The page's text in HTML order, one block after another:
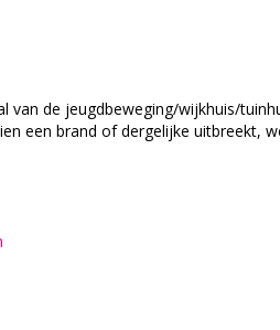
van de jeugdbeweging/wijkhuis/
een brand of dergelijke uitbreekt,